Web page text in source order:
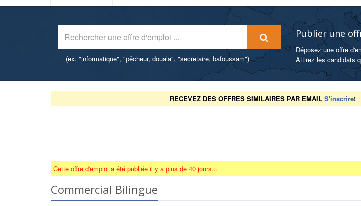
(ex. "informatique", "pêcheur, douala", "secretaire, bafoussam")
Publier une
Déposez une offre
Attirez les candidats
RECEVEZ DES OFFRES SIMILAIRES PAR EMAIL S'inscrire!
Cette offre d'emploi a été publiée il y a plus de 40 jours...
Commercial Bilingue